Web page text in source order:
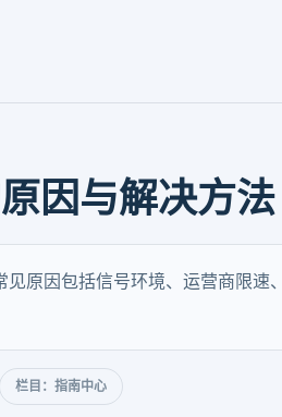
因与解决方法
原因包括信号环境、运营商限
栏目：指南中心